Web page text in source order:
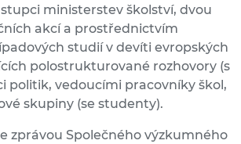
ministerstev školství, dvou
akcí a prostřednictvím
studií v devíti evropských
polostrukturované rozhovory (s
politik, vedoucími pracovníky škol,
skupiny (se studenty).
zprávou Společného výzkumného